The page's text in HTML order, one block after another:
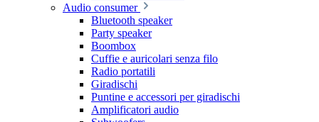
Audio consumer
Bluetooth speaker
Party speaker
Boombox
Cuffie e auricolari senza filo
Radio portatili
Giradischi
Puntine e accessori per giradischi
Amplificatori audio